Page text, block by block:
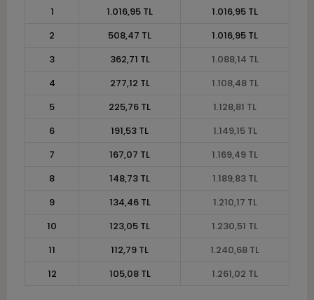
1
1.016,95 TL
1.016,95 TL
2
508,47 TL
1.016,95 TL
3
362,71 TL
1.088,14 TL
4
277,12 TL
1.108,48 TL
5
225,76 TL
1.128,81 TL
6
191,53 TL
1.149,15 TL
7
167,07 TL
1.169,49 TL
8
148,73 TL
1.189,83 TL
9
134,46 TL
1.210,17 TL
10
123,05 TL
1.230,51 TL
11
112,79 TL
1.240,68 TL
12
105,08 TL 1.261,02 TL